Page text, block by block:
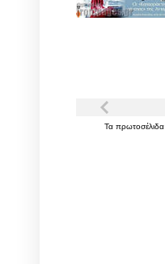
Τα πρωτοσέλιδα